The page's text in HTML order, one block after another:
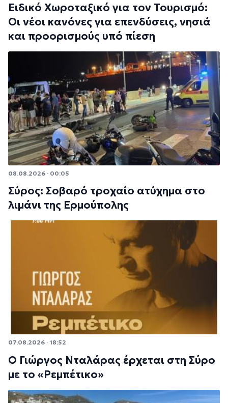
Ειδικό Χωροταξικό για τον Τουρισμό:
Οι νέοι κανόνες για επενδύσεις, νησιά
και προορισμούς υπό πίεση
08.08.2026 · 00:05
Σύρος: Σοβαρό τροχαίο ατύχημα στο
λιμάνι της Ερμούπολης
07.08.2026 · 18:52
Ο Γιώργος Νταλάρας έρχεται στη Σύρο
με το «Ρεμπέτικο»